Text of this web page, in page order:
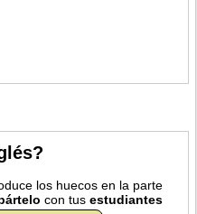
los huecos en la parte
con tusestudiantes